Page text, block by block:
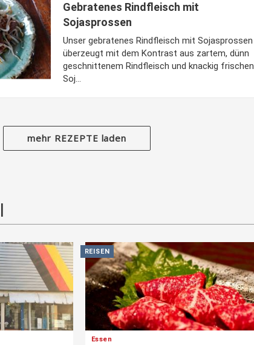
Gebratenes Rindfleisch mit
Sojasprossen
Unser gebratenes Rindfleisch mit Sojasprossen
überzeugt mit dem Kontrast aus zartem, dünn
geschnittenem Rindfleisch und knackig frischen
Soj...
mehr REZEPTE laden
REISEN
Essen